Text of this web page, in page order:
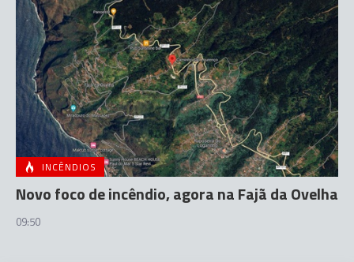
INCÊNDIOS
Novo foco de incêndio, agora na Fajã da Ovelha
09:50